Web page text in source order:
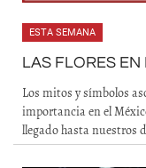
ESTA SEMANA
LAS FLORES EN
Los mitos y símbolos
importancia en el
llegado hasta nuestros